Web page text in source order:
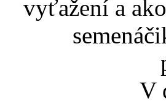
vyťažení a
V